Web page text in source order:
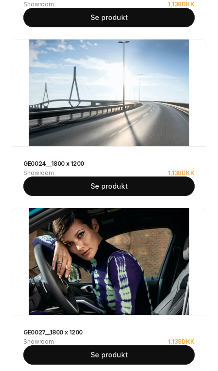
Showroom
1,138DKK
Se produkt
GE0024__1800 x 1200
Showroom
1,138DKK
Se produkt
GE0027__1800 x 1200
Showroom
1,138DKK
Se produkt